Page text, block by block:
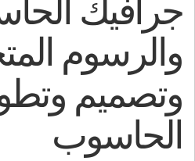
والرسوم
وتصميم
الحاسوب